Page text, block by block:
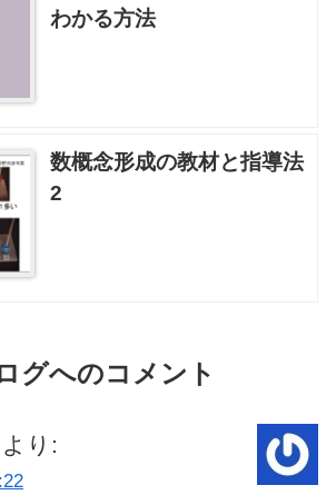
わかる方法
数概念形成の教材と指導法
2
グへのコメント
より: